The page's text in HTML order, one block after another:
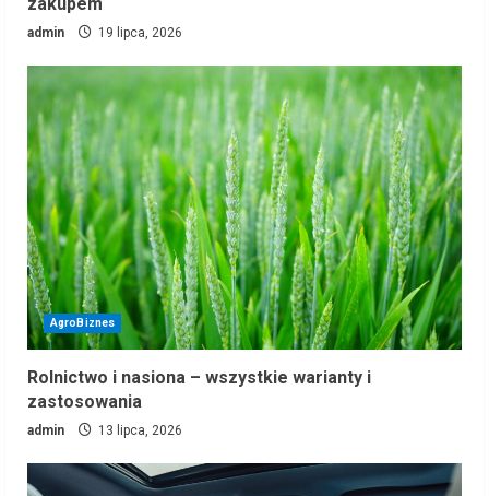
admin 19 lipca, 2026
AgroBiznes
Rolnictwo i nasiona – wszystkie warianty i
zastosowania
admin 13 lipca, 2026